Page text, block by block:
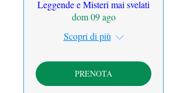
Leggende e Misteri mai svelati
dom 09 ago
Scopri di più
PRENOTA